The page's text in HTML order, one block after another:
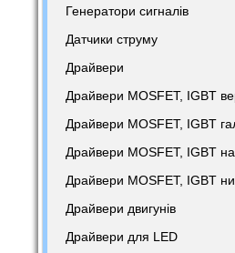
Генератори сигналів
Датчики струму
Драйвери
Драйвери MOSFET, IGBT
Драйвери MOSFET, IGBT
Драйвери MOSFET, IGBT
Драйвери MOSFET, IGBT
Драйвери двигунів
Драйвери для LED